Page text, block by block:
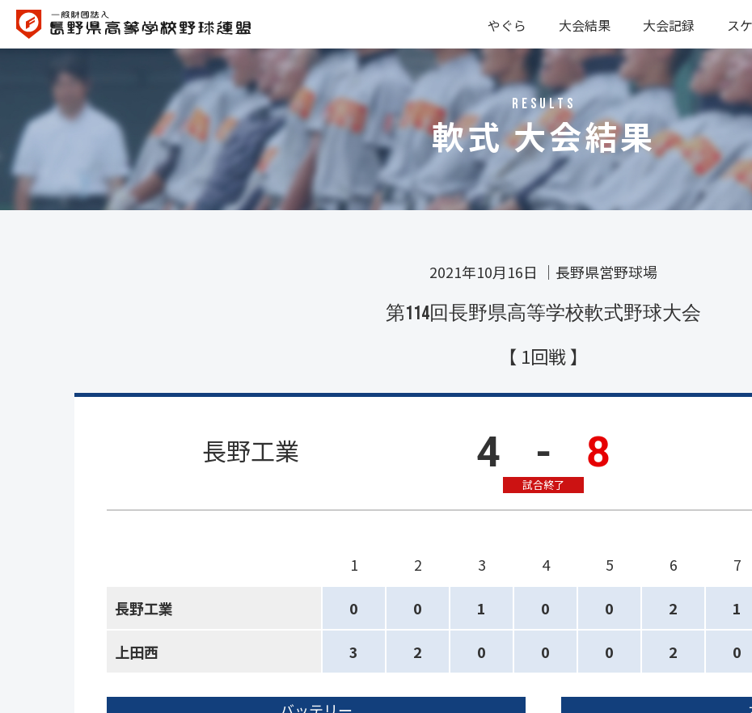
やぐら
大会結果
硬式
軟式
大会記録
硬式
軟式
ス
RESULTS
軟式 大会結果
2021年10月16日 ｜ 長野県営野球場
第114回長野県高等学校軟式野球大会
【 1回戦 】
長野工業 4 - 8
試合終了
1 2 3 4 5 6 7
長野工業 0 0 1 0 0 2 1
上田西 3 2 0 0 0 2 0